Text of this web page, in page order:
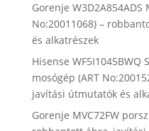
Gorenje
No:20011068) –
és alkatrészek
Hisense
mosógép (ART
javítási útmutatók és
Gorenje MVC72FW